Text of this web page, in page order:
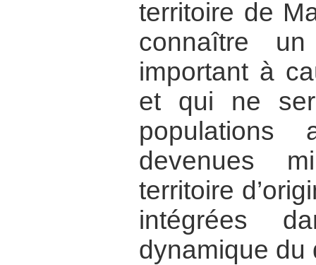
territoire de
connaître
important à
et qui ne
populations
devenues
territoire
intégrées
dynamique du